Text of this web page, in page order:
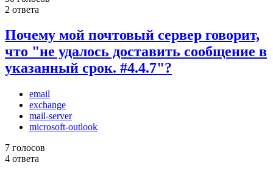
2 ответа
Почему мой почтовый сервер говорит,
что "не удалось доставить сообщение в
указанный срок. #4.4.7"?
email
exchange
mail-server
microsoft-outlook
7 голосов
4 ответа